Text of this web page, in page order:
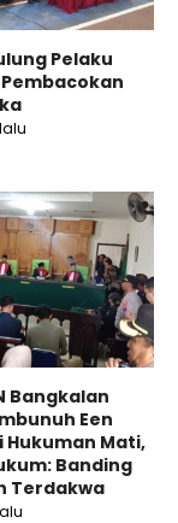
Pelaku
Bangkalan
Een
Mati,
Banding
Terdakwa